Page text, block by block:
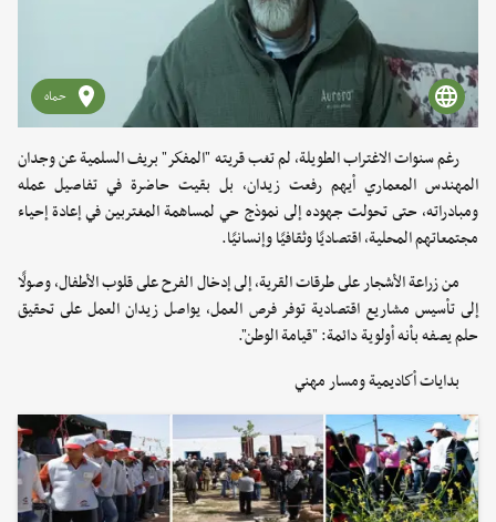
حماه
رغم سنوات الاغتراب الطويلة، لم تغب قريته "المفكر" بريف السلمية عن وجدان
المهندس المعماري أيهم رفعت زيدان، بل بقيت حاضرة في تفاصيل عمله
ومبادراته، حتى تحولت جهوده إلى نموذج حي لمساهمة المغتربين في إعادة إحياء
مجتمعاتهم المحلية، اقتصاديًا وثقافيًا وإنسانيًا.
من زراعة الأشجار على طرقات القرية، إلى إدخال الفرح على قلوب الأطفال، وصولًا
إلى تأسيس مشاريع اقتصادية توفر فرص العمل، يواصل زيدان العمل على تحقيق
حلم يصفه بأنه أولوية دائمة: "قيامة الوطن".
بدايات أكاديمية ومسار مهني